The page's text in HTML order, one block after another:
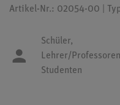
Artikel-Nr.: 02054-00 |
Schüler,
Lehrer/
Studenten